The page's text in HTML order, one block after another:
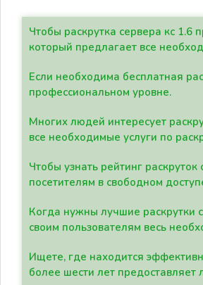
Чтобы раскрутка сервера кс 1.6
который предлагает все
Если необходима бесплатная
профессиональном уровне.
Многих людей интересует
все необходимые услуги по
Чтобы узнать рейтинг
посетителям в свободном
Когда нужны лучшие раскрутки
своим пользователям весь
Ищете, где находится
более шести лет